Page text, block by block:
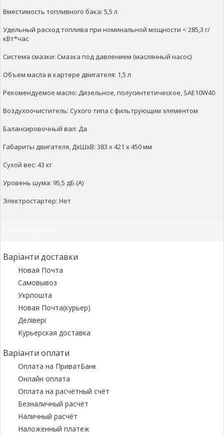
Вместимость топливного бака: 5,5 л
Удельный расход топлива при номинальной мощности < 285,3 г/
кВт*час
Система смазки: Смазка под давлением (маслянный насос)
Объем масла в картере двигателя: 1,5 л
Рекомендуемое масло: Дизельное, полусинтетическое, SAE10W40
Воздухоочиститель: Сухого типа с фильтрующим элементом
Балансировочный вал: Да
Габариты двигателя, ДхШхВ: 383 x 421 x 450 мм
Сухой вес: 43 кг
Уровень шума: 95,5 дБ (А)
Электростартер: Нет
Варіанти доставки
Новая Почта
Самовывоз
Укрпошта
Новая Почта(курьер)
Делівері
Курьерская доставка
Варіанти оплати
Оплата на ПриватБанк
Онлайн оплата
Оплата на расчётный счёт
Безналичный расчёт
Наличный расчёт
Наложенный платеж